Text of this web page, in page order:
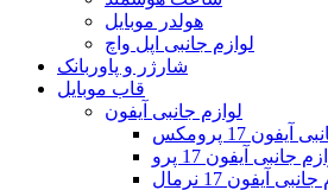
هولدر موبایل
لوازم جانبی اپل واچ
شارژر و پاوربانک
قاب موبایل
لوازم جانبی آیفون
17 پرومکس
جانبی آیفون 17 پرو
آیفون 17 نرمال